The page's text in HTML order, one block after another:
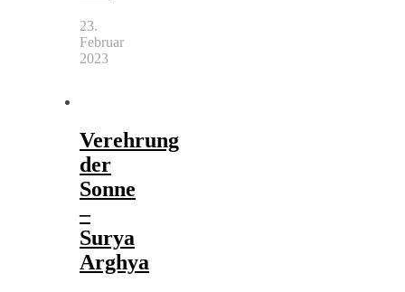
23.
Februar
2023
Verehrung
der
Sonne
–
Surya
Arghya